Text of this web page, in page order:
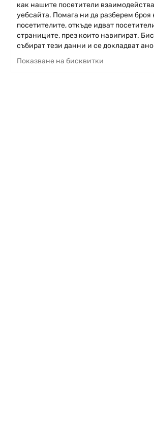
Преминете
към
началото
на
галерия
със
Детайли
Кобурите за Stache и държачите
как нашите посетители
уебсайта. Помага ни да разберем броя
посетителите, откъде идват
страниците, през които навигират.
събират тези данни и се докладват
Показване на бисквитки